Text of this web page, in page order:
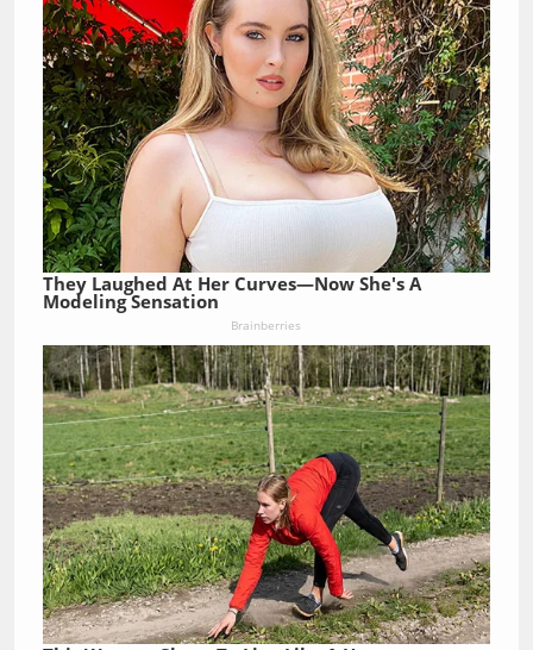
They Laughed At Her Curves—Now She's A
Modeling Sensation
Brainberries